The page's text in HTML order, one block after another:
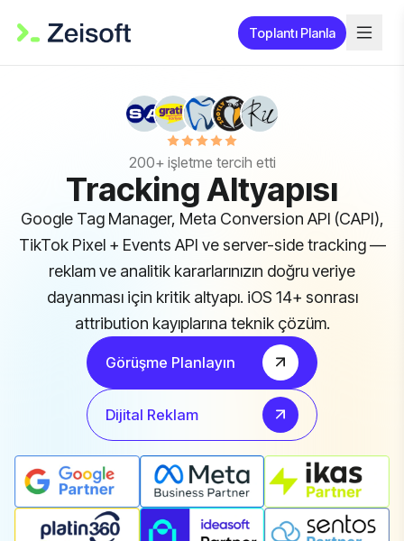
Toplantı Planla
200+ işletme tercih etti
Tracking Altyapısı
Google Tag Manager, Meta Conversion API (CAPI),
TikTok Pixel + Events API ve server-side tracking —
reklam ve analitik kararlarınızın doğru veriye
dayanması için kritik altyapı. iOS 14+ sonrası
attribution kayıplarına teknik çözüm.
Görüşme Planlayın
Dijital Reklam